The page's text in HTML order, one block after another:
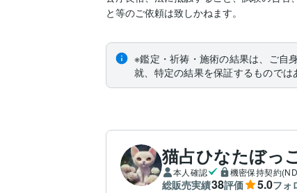
と等のご依頼は致しかねます。
※鑑定・祈祷・施術の結果は、ご自
就、特定の結果を保証するものでは
猫占ひなたぼっ
本人確認 機密保持契約
総販売実績38評価 5.0フォ